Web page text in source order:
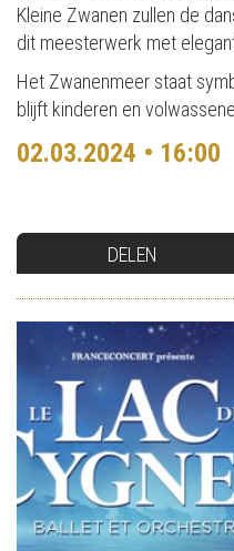
Kleine Zwanen zullen de
dit meesterwerk met
Het Zwanenmeer staat
blijft kinderen en
02.03.2024 • 16:00
DELEN